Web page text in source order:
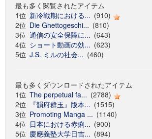
最も多く閲覧されたアイテム
1位 新冷戦期における... (910)
2位 Die Ghettogeschi... (810)
3位 通信の安全保障に... (643)
4位 ショート動画の効... (623)
5位 J.S. ミルの社会... (460)
最も多くダウンロードされたアイテム
1位 The perpetual fa... (2788)
2位
『韻府群玉』版本... (1515)
3位 Promoting Manga ... (1140)
4位 日本における赤痢... (900)
5位 慶應義塾大学日吉... (894)